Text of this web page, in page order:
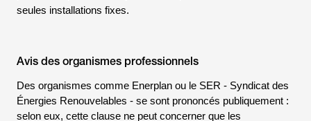
seules installations fixes.
Avis des organismes professionnels
Des organismes comme Enerplan ou le SER - Syndicat des
Énergies Renouvelables - se sont prononcés publiquement :
selon eux, cette clause ne peut concerner que les